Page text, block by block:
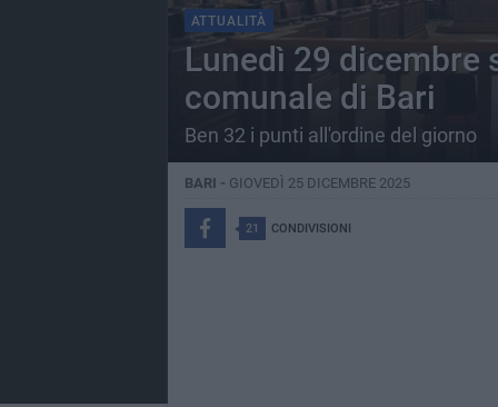
ATTUALITÀ
Lunedì 29 dicembre
comunale di Bari
Ben 32 i punti all'ordine del giorno
BARI - GIOVEDÌ 25 DICEMBRE 2025
21 CONDIVISIONI